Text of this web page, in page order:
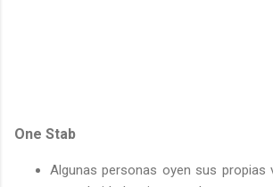
One Stab
Algunas personas oyen sus propias